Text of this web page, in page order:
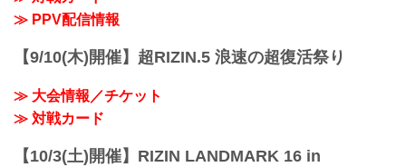
≫ PPV配信情報
【9/10(木)開催】超RIZIN.5 浪速の超復活祭り
≫ 大会情報／チケット
≫ 対戦カード
【10/3(土)開催】RIZIN LANDMARK 16 in